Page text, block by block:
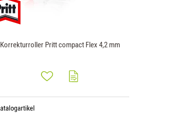
Korrekturroller Pritt compact Flex 4,2 mm